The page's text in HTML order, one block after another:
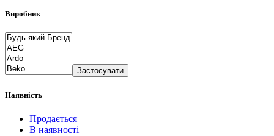
Виробник
Застосувати
Наявність
Продається
В наявності